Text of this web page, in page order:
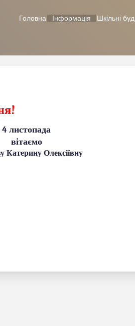
Головна Інформація Шкільні
4 листопада
вітаємо
Катерину Олексіївну